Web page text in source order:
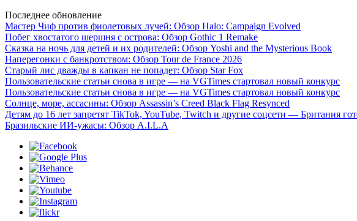
Последнее обновление
Мастер Чиф против фиолетовых лучей: Обзор Halo: Campaign Evolved
Побег хвостатого шершня с острова: Обзор Gothic 1 Remake
Сказка на ночь для детей и их родителей: Обзор Yoshi and the Mysterious Book
Наперегонки с банкротством: Обзор Tour de France 2026
Старый лис дважды в капкан не попадет: Обзор Star Fox
Пользовательские статьи снова в игре — на VGTimes стартовал новый конкурс
Пользовательские статьи снова в игре — на VGTimes стартовал новый конкурс
Солнце, море, ассасины: Обзор Assassin’s Creed Black Flag Resynced
Детям до 16 лет запретят TikTok, YouTube, Twitch и другие соцсети — Британия
Бразильские ИИ-ужасы: Обзор A.I.L.A